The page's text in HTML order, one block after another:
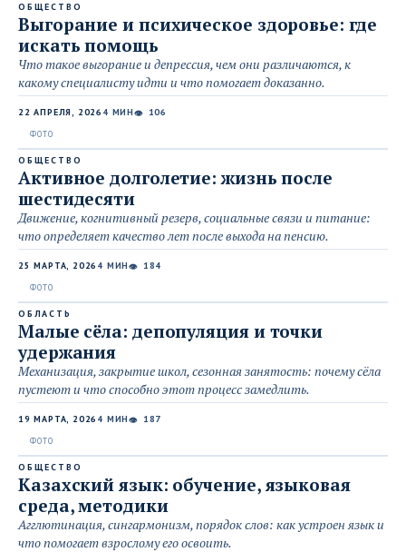
ОБЩЕСТВО
Выгорание и психическое здоровье: где
искать помощь
Что такое выгорание и депрессия, чем они различаются, к
какому специалисту идти и что помогает доказанно.
22 АПРЕЛЯ, 2026 4 МИН👁 106
ОБЩЕСТВО
Активное долголетие: жизнь после
шестидесяти
Движение, когнитивный резерв, социальные связи и питание:
что определяет качество лет после выхода на пенсию.
25 МАРТА, 2026 4 МИН👁 184
ОБЛАСТЬ
Малые сёла: депопуляция и точки
удержания
Механизация, закрытие школ, сезонная занятость: почему сёла
пустеют и что способно этот процесс замедлить.
19 МАРТА, 2026 4 МИН👁 187
ОБЩЕСТВО
Казахский язык: обучение, языковая
среда, методики
Агглютинация, сингармонизм, порядок слов: как устроен язык и
что помогает взрослому его освоить.